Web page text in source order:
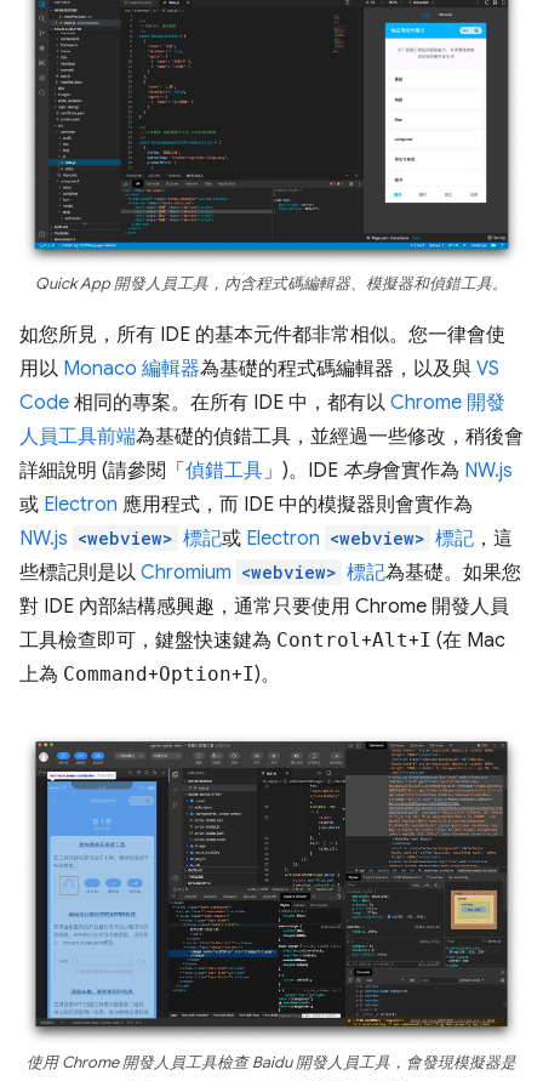
Quick App 開發人員工具，內含程式碼編輯器、模擬器和偵錯工具。
如您所見，所有 IDE 的基本元件都非常相似。您一律會使
用以 Monaco 編輯器為基礎的程式碼編輯器，以及與 VS
Code 相同的專案。在所有 IDE 中，都有以 Chrome 開發
人員工具前端為基礎的偵錯工具，並經過一些修改，稍後會
詳細說明 (請參閱「 偵錯工具」)。IDE 本身會實作為 NW.js
或 Electron 應用程式，而 IDE 中的模擬器則會實作為
NW.js <webview> 標記或 Electron <webview> 標記 ，這
些標記則是以 Chromium <webview> 標記為基礎。如果您
對 IDE 內部結構感興趣，通常只要使用 Chrome 開發人員
工具檢查即可，鍵盤快速鍵為 Control+Alt+I (在 Mac
上為 Command+Option+I)。
使用 Chrome 開發人員工具檢查 Baidu 開發人員工具，會發現模擬器是